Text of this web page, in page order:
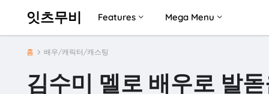
잇츠무비 Features Mega Menu
홈 배우/캐릭터/캐스팅
김수미 멜로 배우로 발